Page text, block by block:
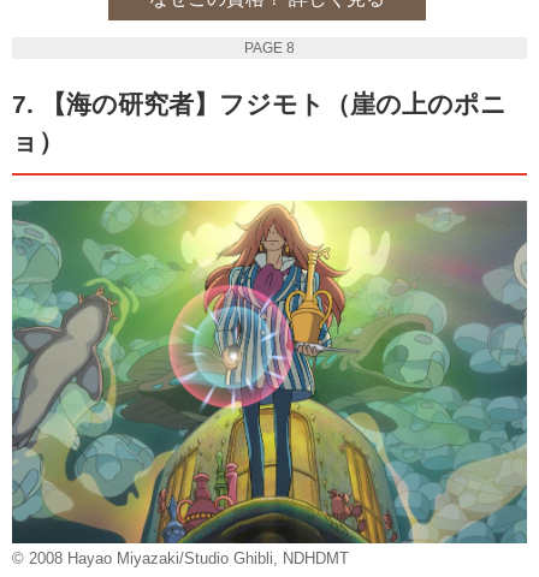
PAGE 8
7. 【海の研究者】フジモト（崖の上のポニ
ョ）
© 2008 Hayao Miyazaki/Studio Ghibli, NDHDMT